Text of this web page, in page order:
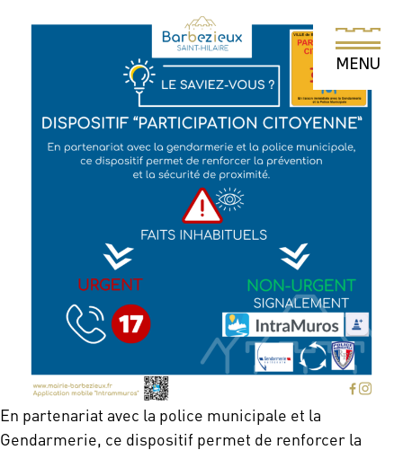
En partenariat avec la police municipale et la
Gendarmerie, ce dispositif permet de renforcer la